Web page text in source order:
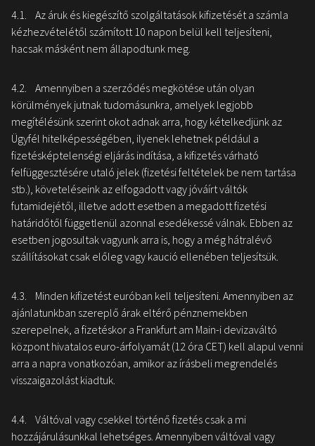
4.1. Az áruk és kiegészítő szolgáltatások kifizetését a számla
kézhezvételétől számított 10 napon belül kell teljesíteni,
hacsak másként nem állapodtunk meg.
4.2. Amennyiben a szerződés megkötése után olyan
körülmények jutnak tudomásunkra, amelyek legjobb
megítélésünk szerint okot adnak arra, hogy kételkedjünk az
Ügyfél hitelképességében, ilyenek lehetnek például a
fizetésképtelenségi eljárás indítása, a kifizetés várható
felfüggesztésére utaló jelek (fizetési feltételek be nem tartása
stb.), követeléseink az elfogadott vagy jóváírt váltók
futamidejétől, illetve adott esetben a megadott fizetési
határidőtől függetlenül azonnal esedékessé válnak. Ebben az
esetben jogosultak vagyunk arra is, hogy a még hátralévő
szállításokat csak előleg vagy kaució ellenében teljesítsük.
4.3. Minden kifizetést euróban kell teljesíteni. Amennyiben az
ajánlatunkban szereplő árak eltérő pénznemekben
szerepelnek, a fizetéskor a Frankfurt am Main-i devizaváltó
központ hivatalos euro-árfolyamát (12 óra CET) kell alapul venni
arra a napra vonatkozóan, amikor az írásbeli megrendelés
visszaigazolást kiadtuk.
4.4. Váltóval vagy csekkel történő fizetés csak a mi
hozzájárulásunkkal lehetséges. Amennyiben váltóval vagy